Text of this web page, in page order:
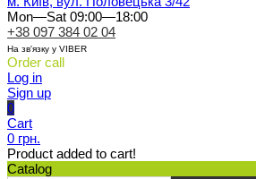
Mon—Sat 09:00—18:00
+38 097 384 02 04
На зв'язку у VIBER
Order call
Log in
Sign up
0
Cart
0 грн.
Product added to cart!
Catalog